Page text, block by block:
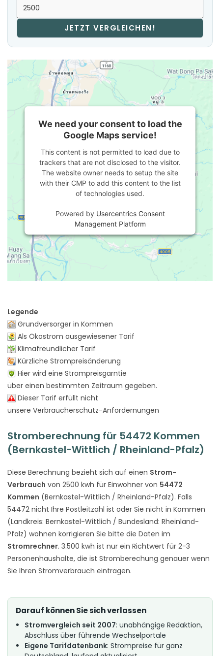
JETZT VERGLEICHEN!
We need your consent to load the
Google Maps service!
This content is not permitted to load due to
trackers that are not disclosed to the visitor.
The website owner needs to setup the site
with their CMP to add this content to the list
of technologies used.
Powered by Usercentrics Consent
Management Platform
Legende
Grundversorger in Kommen
Als Ökostrom ausgewiesener Tarif
Klimafreundlicher Tarif
Kürzliche Strompreisänderung
Hier wird eine Strompreisgarntie
über einen bestimmten Zeitraum gegeben.
Dieser Tarif erfüllt nicht
unsere Verbraucherschutz-Anfordernungen
Stromberechnung für 54472 Kommen
(Bernkastel-Wittlich / Rheinland-Pfalz)
Diese Berechnung bezieht sich auf einen Strom-
Verbrauch von 2500 kwh für Einwohner von 54472
Kommen (Bernkastel-Wittlich / Rheinland-Pfalz). Falls
54472 nicht Ihre Postleitzahl ist oder Sie nicht in Kommen
(Landkreis: Bernkastel-Wittlich / Bundesland: Rheinland-
Pfalz) wohnen korrigieren Sie bitte die Daten im
Stromrechner. 3.500 kwh ist nur ein Richtwert für 2-3
Personenhaushalte, die ist Stromberechung genauer wenn
Sie Ihren Stromverbrauch eintragen.
Darauf können Sie sich verlassen
Stromvergleich seit 2007: unabhängige Redaktion,
Abschluss über führende Wechselportale
Eigene Tarifdatenbank: Strompreise für ganz